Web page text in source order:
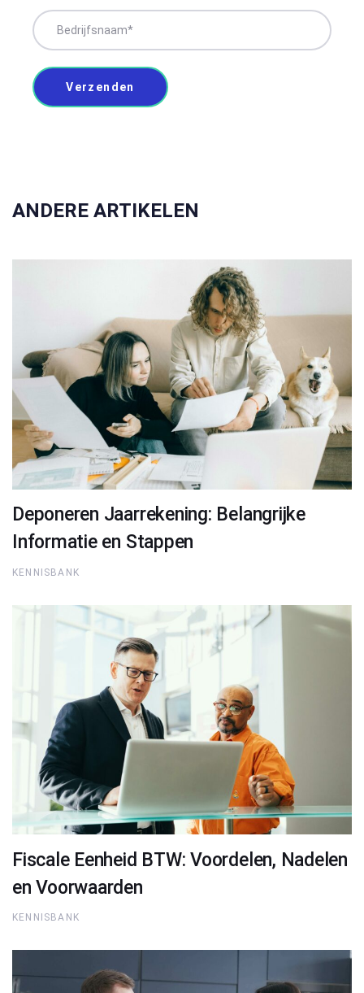
ANDERE ARTIKELEN
Deponeren Jaarrekening: Belangrijke
Informatie en Stappen
KENNISBANK
Fiscale Eenheid BTW: Voordelen, Nadelen
en Voorwaarden
KENNISBANK